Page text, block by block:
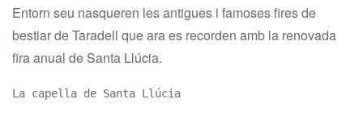
Entorn seu nasqueren les antigues i famoses fires de
bestiar de Taradell que ara es recorden amb la renovada
fira anual de Santa Llúcia.
La capella de Santa Llúcia